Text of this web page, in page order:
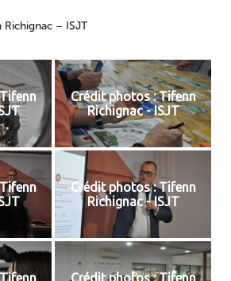
– ISJT
Crédit photos : Tifenn
Richignac - ISJT
Crédit photos : Tifenn
Richignac - ISJT
Crédit photos : Tifenn